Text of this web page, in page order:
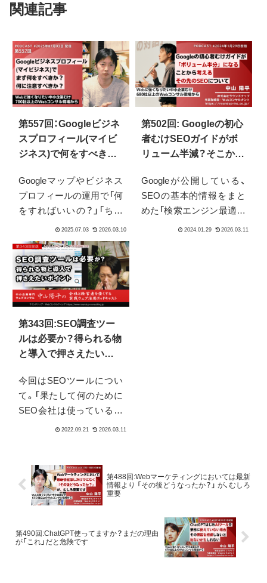
関連記事
第557回：Googleビジネ
スプロフィール(マイビ
ジネス)で何をすべきか
Googleマップやビジネス
プロフィールの運用で「何
をすればいいの？」「ちゃ
んと活用できている？」と
悩む経営者・Web担当者向
けに、落とし穴や注意点、
口コミの正しい集め方ま
で、中小企業が成果を出す
ための現場目線のアドバ
第502回: Googleの初心
者むけSEOガイドがボ
リューム半減？そこから
Googleが公開している、
SEOの基本的情報をまと
めた「検索エンジン最適化
（SEO）スターター ガイ
るのか？それが事実であ
第343回:SEO調査ツー
ルは必要か？得られる物
と導入で押さえたいポ
今回はSEOツールについ
て。「果たして何のために
SEO会社は使っているの
か？」を中心に「入れたら
といった誤解や「入れてお
けば、悪いことは無いだろ
う」という落とし穴につい
せるなら、大前提として、
導入前に考えておきたい・
第488回:Webマーケティングにおいては最新
情報より 「その後どうなったか？」 が、むしろ
重要
第490回:ChatGPT使ってますか？まだの理由
が「これ」だと危険です